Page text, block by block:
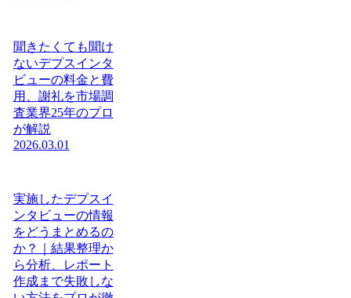
聞きたくても聞け
ないデプスインタ
ビューの料金と費
用、謝礼を市場調
査業界25年のプロ
が解説
2026.03.01
実施したデプスイ
ンタビューの情報
をどうまとめるの
か？｜結果整理か
ら分析、レポート
作成まで失敗しな